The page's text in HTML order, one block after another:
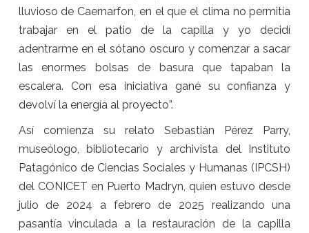
lluvioso de Caernarfon, en el que el clima no permitía
trabajar en el patio de la capilla y yo decidí
adentrarme en el sótano oscuro y comenzar a sacar
las enormes bolsas de basura que tapaban la
escalera. Con esa iniciativa gané su confianza y
devolví la energía al proyecto”.
Así comienza su relato Sebastián Pérez Parry,
museólogo, bibliotecario y archivista del Instituto
Patagónico de Ciencias Sociales y Humanas (IPCSH)
del CONICET en Puerto Madryn, quien estuvo desde
julio de 2024 a febrero de 2025 realizando una
pasantía vinculada a la restauración de la capilla